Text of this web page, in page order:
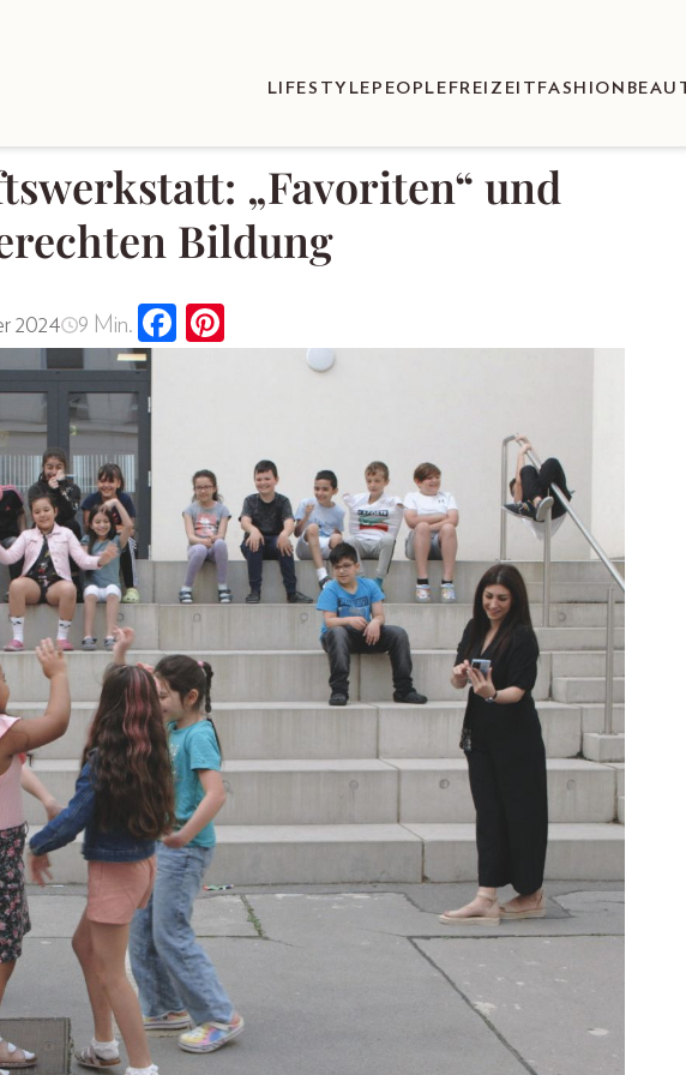
LIFESTYLE PEOPLE FREIZEIT FASHION
„Favoriten“ und
Bildung
2024 9 Min.